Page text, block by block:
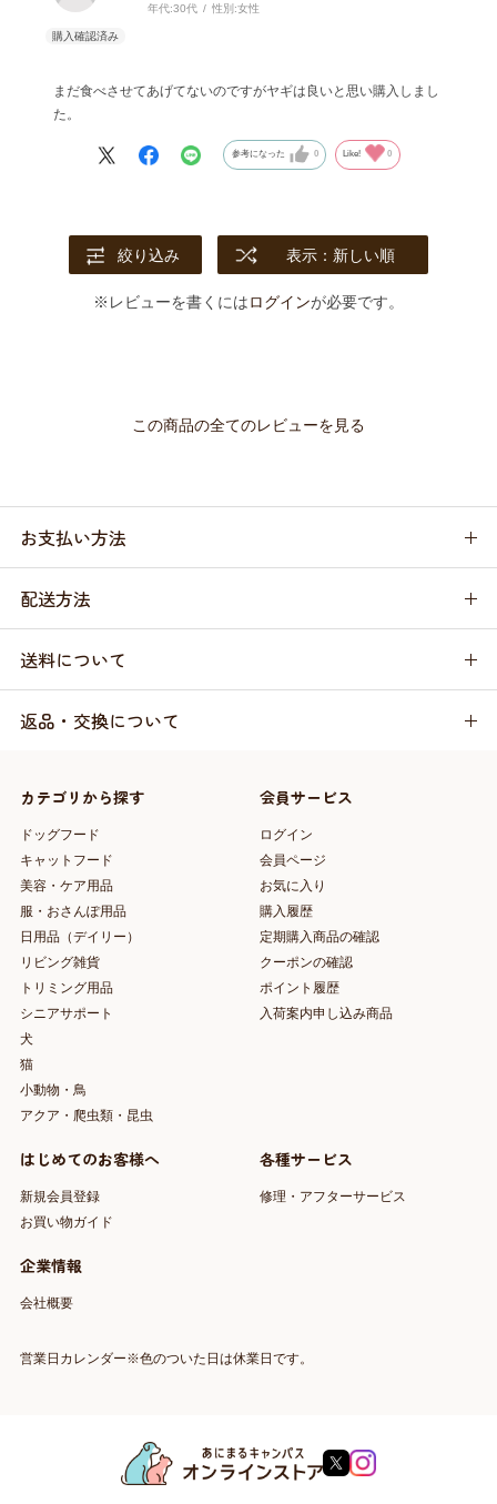
年代:30代 性別:女性
まだ食べさせてあげてないのですがヤギは良いと思い購入しまし
た。
参考になった 0 Like! 0
絞り込み 表示：新しい順
※レビューを書くにはログインが必要です。
この商品の全てのレビューを見る
お支払い方法
配送方法
送料について
返品・交換について
カテゴリから探す
ドッグフード
キャットフード
美容・ケア用品
服・おさんぽ用品
日用品（デイリー）
リビング雑貨
トリミング用品
シニアサポート
犬
猫
小動物・鳥
アクア・爬虫類・昆虫
会員サービス
ログイン
会員ページ
お気に入り
購入履歴
定期購入商品の確認
クーポンの確認
ポイント履歴
入荷案内申し込み商品
はじめてのお客様へ
新規会員登録
お買い物ガイド
各種サービス
修理・アフターサービス
企業情報
会社概要
営業日カレンダー※色のついた日は休業日です。